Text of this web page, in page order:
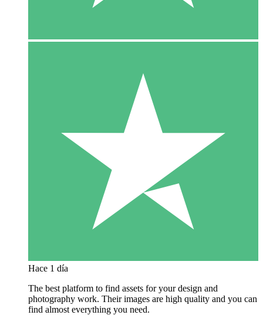
Hace 1 día
The best platform to find assets for your design and
photography work. Their images are high quality and you can
find almost everything you need.